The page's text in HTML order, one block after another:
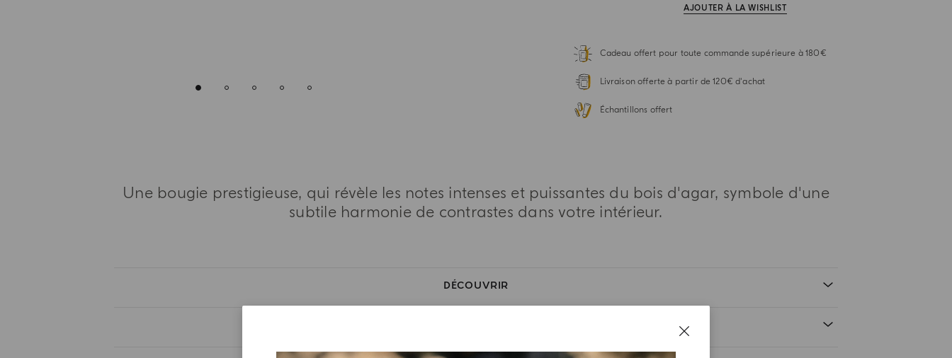
AJOUTER À LA WISHLIST
Cadeau offert pour toute commande supérieure à 180€
Livraison offerte à partir de 120€ d'achat
Échantillons offert
Une bougie prestigieuse, qui révèle les notes intenses et puissantes du bois d'agar, symbole d'une
subtile harmonie de contrastes dans votre intérieur.
DÉCOUVRIR